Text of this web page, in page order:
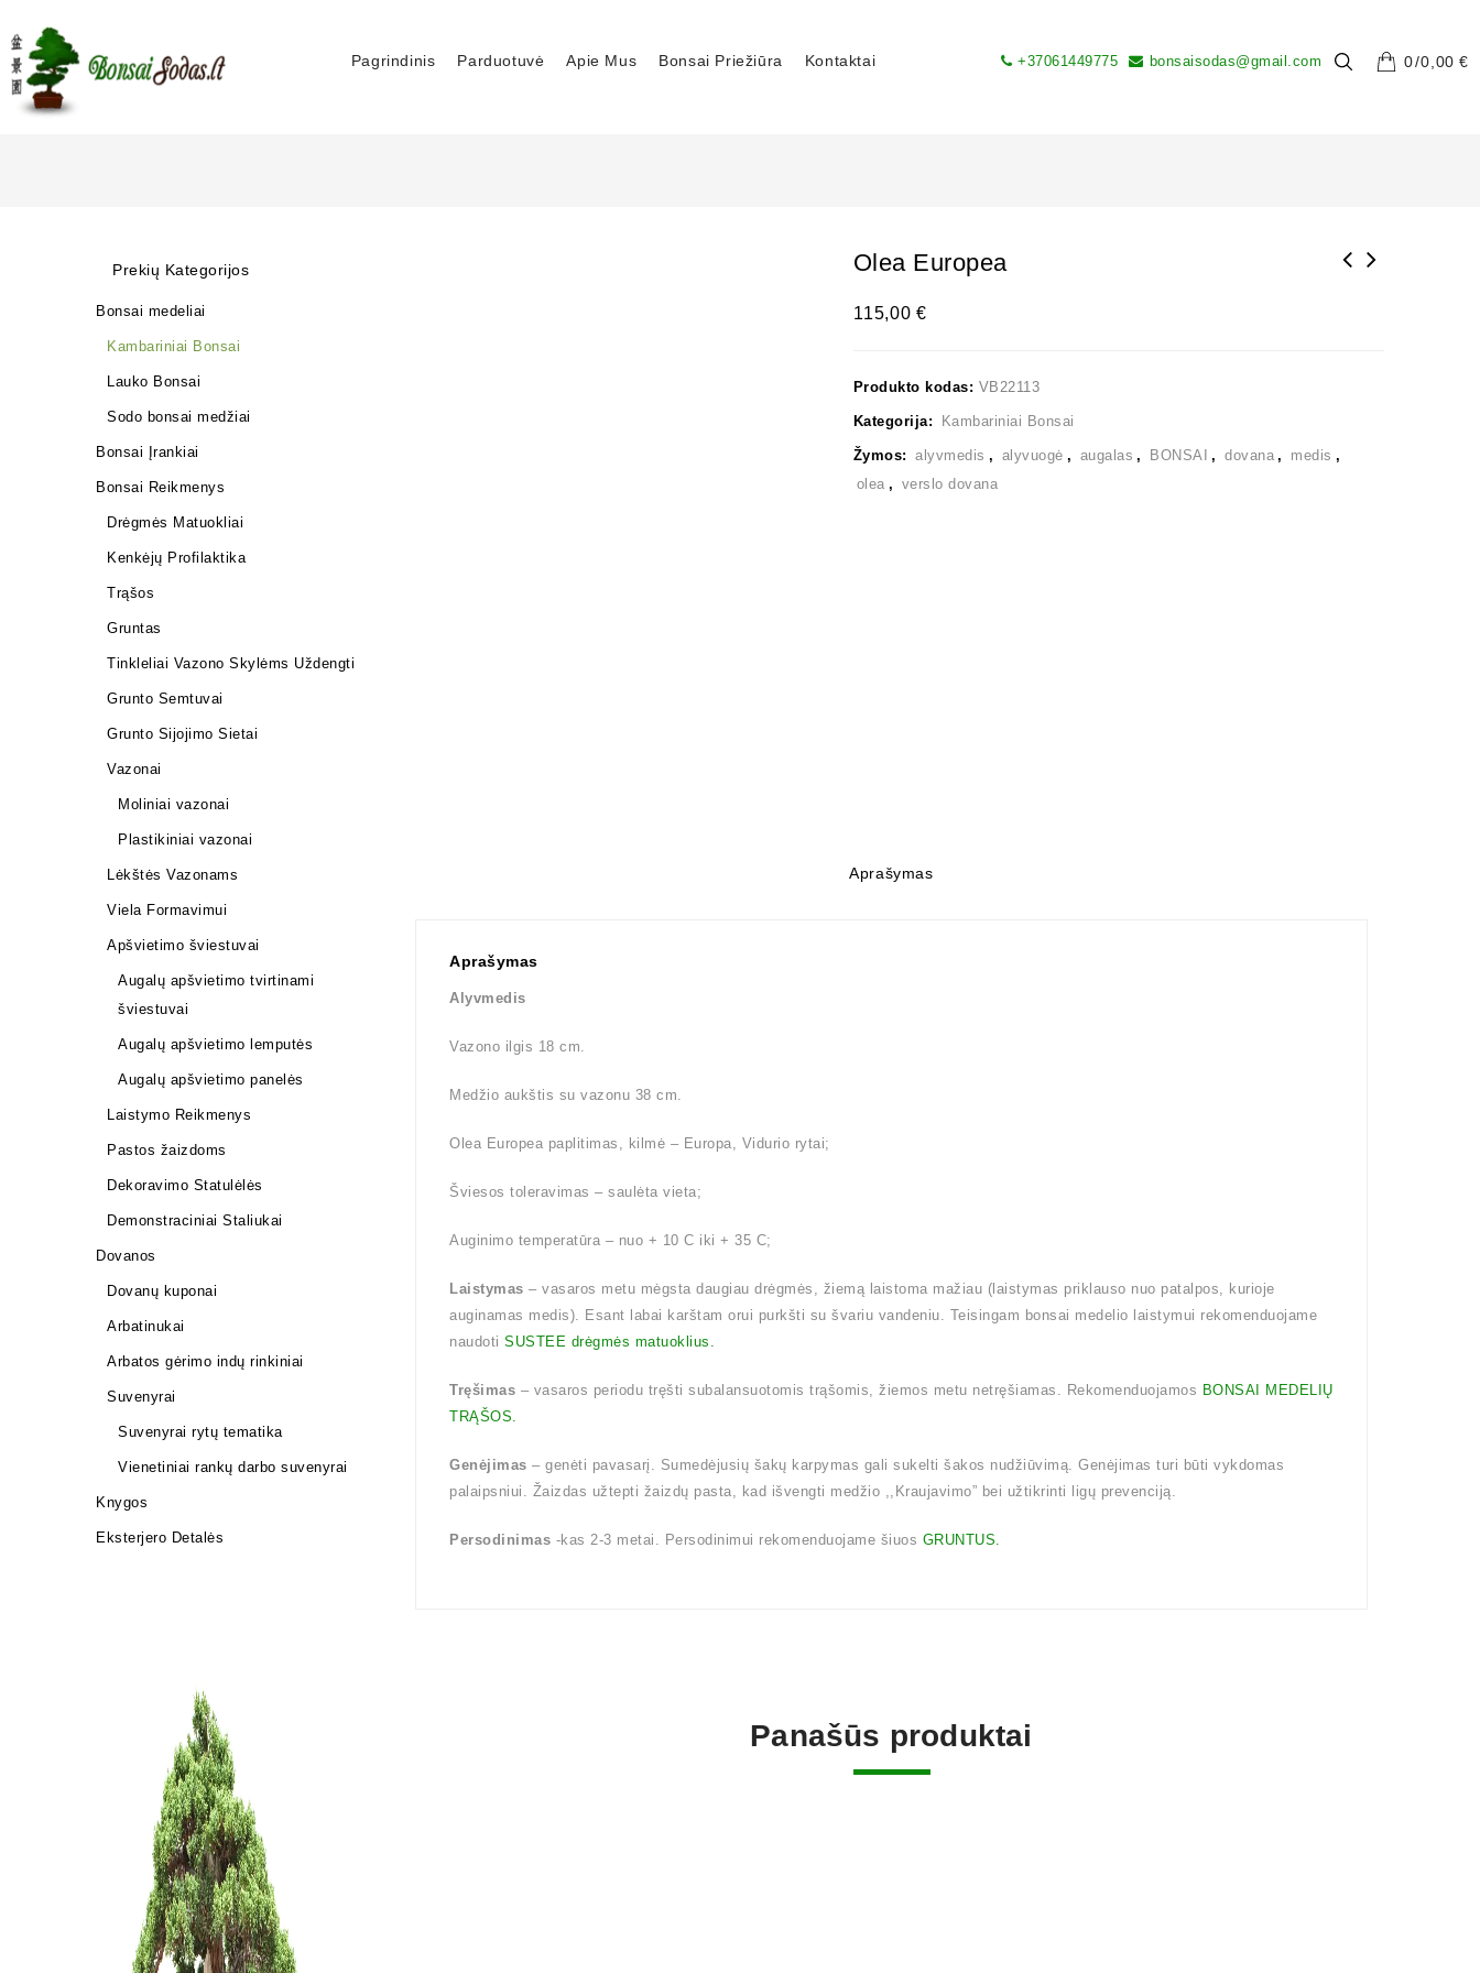
Pagrindinis Parduotuvė Apie Mus Bonsai Priežiūra Kontaktai 0 0,00€
+37061449775 bonsaisodas@gmail.com
Olea Europea
115,00 €
Produkto kodas: VB22113
Kategorija: Kambariniai Bonsai
Žymos: alyvmedis , alyvuogė , augalas , BONSAI , dovana , medis ,
olea , verslo dovana
Aprašymas
Aprašymas
Alyvmedis
Vazono ilgis 18 cm.
Medžio aukštis su vazonu 38 cm.
Olea Europea paplitimas, kilmė – Europa, Vidurio rytai;
Šviesos toleravimas – saulėta vieta;
Auginimo temperatūra – nuo + 10 C iki + 35 C;
Laistymas – vasaros metu mėgsta daugiau drėgmės, žiemą laistoma mažiau (laistymas priklauso nuo patalpos, kurioje
auginamas medis). Esant labai karštam orui purkšti su švariu vandeniu. Teisingam bonsai medelio laistymui rekomenduojame
naudoti SUSTEE drėgmės matuoklius.
Tręšimas – vasaros periodu tręšti subalansuotomis trąšomis, žiemos metu netręšiamas. Rekomenduojamos BONSAI MEDELIŲ
TRĄŠOS.
Genėjimas – genėti pavasarį. Sumedėjusių šakų karpymas gali sukelti šakos nudžiūvimą. Genėjimas turi būti vykdomas
palaipsniui. Žaizdas užtepti žaizdų pasta, kad išvengti medžio ,,Kraujavimo” bei užtikrinti ligų prevenciją.
Persodinimas -kas 2-3 metai. Persodinimui rekomenduojame šiuos GRUNTUS.
Panašūs produktai
Prekių Kategorijos
Bonsai medeliai
Kambariniai Bonsai
Lauko Bonsai
Sodo bonsai medžiai
Bonsai Įrankiai
Bonsai Reikmenys
Drėgmės Matuokliai
Kenkėjų Profilaktika
Trąšos
Gruntas
Tinkleliai Vazono Skylėms Uždengti
Grunto Semtuvai
Grunto Sijojimo Sietai
Vazonai
Moliniai vazonai
Plastikiniai vazonai
Lėkštės Vazonams
Viela Formavimui
Apšvietimo šviestuvai
Augalų apšvietimo tvirtinami
šviestuvai
Augalų apšvietimo lemputės
Augalų apšvietimo panelės
Laistymo Reikmenys
Pastos žaizdoms
Dekoravimo Statulėlės
Demonstraciniai Staliukai
Dovanos
Dovanų kuponai
Arbatinukai
Arbatos gėrimo indų rinkiniai
Suvenyrai
Suvenyrai rytų tematika
Vienetiniai rankų darbo suvenyrai
Knygos
Eksterjero Detalės